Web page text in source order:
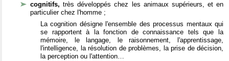
cognitifs,très développés chez les animaux supérieurs, et en
particulier chez l'homme ;
La cognition désigne l'ensemble des processus mentaux qui
se rapportent à la fonction de connaissance tels que la
mémoire, le langage, le raisonnement, l'apprentissage,
l'intelligence, la résolution de problèmes, la prise de décision,
la perception ou l'attention…